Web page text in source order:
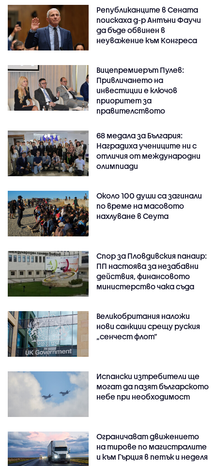
Републиканците в Сената
поискаха д-р Антъни Фаучи
да бъде обвинен в
неуважение към Конгреса
Вицепремиерът Пулев:
Привличането на
инвестиции е ключов
приоритет за
правителството
68 медала за България:
Наградиха учениците ни с
отличия от международни
олимпиади
Около 100 души са загинали
по време на масовото
нахлуване в Сеута
Спор за Пловдивския панаир:
ПП настоява за незабавни
действия, финансовото
министерство чака съда
Великобритания наложи
нови санкции срещу руския
„сенчест флот“
Испански изтребители ще
могат да пазят българското
небе при необходимост
Ограничават движението
на тирове по магистралите
и към Гърция в петък и неделя